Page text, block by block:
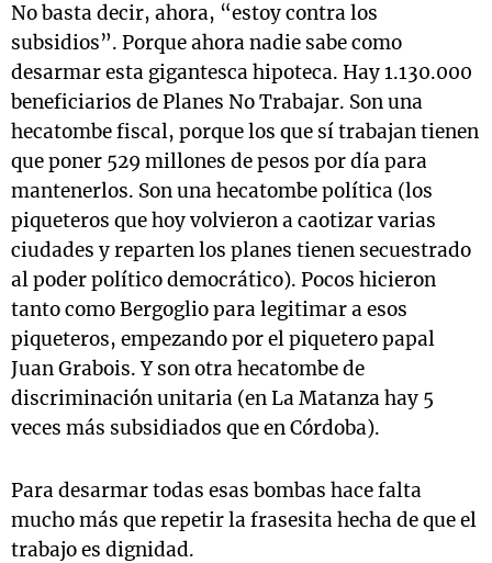
No basta decir, ahora, “estoy contra los
subsidios”. Porque ahora nadie sabe como
desarmar esta gigantesca hipoteca. Hay 1.130.000
beneficiarios de Planes No Trabajar. Son una
hecatombe fiscal, porque los que sí trabajan tienen
que poner 529 millones de pesos por día para
mantenerlos. Son una hecatombe política (los
piqueteros que hoy volvieron a caotizar varias
ciudades y reparten los planes tienen secuestrado
al poder político democrático). Pocos hicieron
tanto como Bergoglio para legitimar a esos
piqueteros, empezando por el piquetero papal
Juan Grabois. Y son otra hecatombe de
discriminación unitaria (en La Matanza hay 5
veces más subsidiados que en Córdoba).
Para desarmar todas esas bombas hace falta
mucho más que repetir la frasesita hecha de que el
trabajo es dignidad.